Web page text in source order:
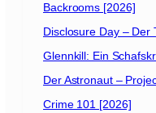
Backrooms [2026]
Disclosure Day – Der
Glennkill: Ein
Der Astronaut –
Crime 101 [2026]